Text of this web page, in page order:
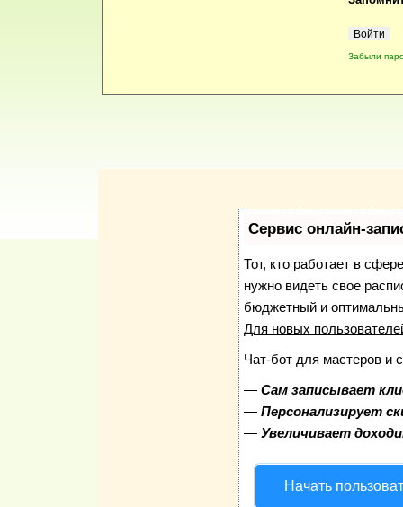
Забыли
Сервис онлайн-
Тот, кто работает в
нужно видеть свое
бюджетный и
Для новых
Чат-бот для мастеров и
— Сам записывает
— Персонализирует
— Увеличивает
Начать